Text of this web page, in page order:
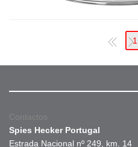
1
Contactos
Spies Hecker Portugal
Estrada Nacional nº 249, km. 14